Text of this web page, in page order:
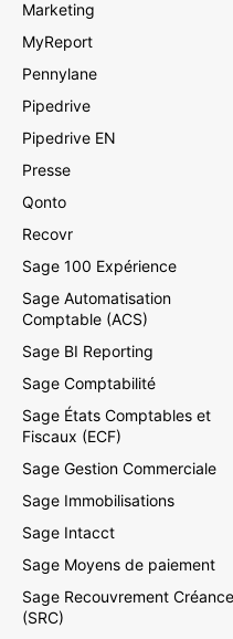
Marketing
MyReport
Pennylane
Pipedrive
Pipedrive EN
Presse
Qonto
Recovr
Sage 100 Expérience
Sage Automatisation
Comptable (ACS)
Sage BI Reporting
Sage Comptabilité
Sage États Comptables et
Fiscaux (ECF)
Sage Gestion Commerciale
Sage Immobilisations
Sage Intacct
Sage Moyens de paiement
Sage Recouvrement
(SRC)